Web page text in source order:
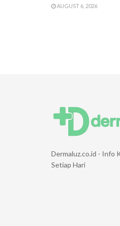
AUGUST 6, 2026
Dermaluz.co.id - Info
Setiap Hari